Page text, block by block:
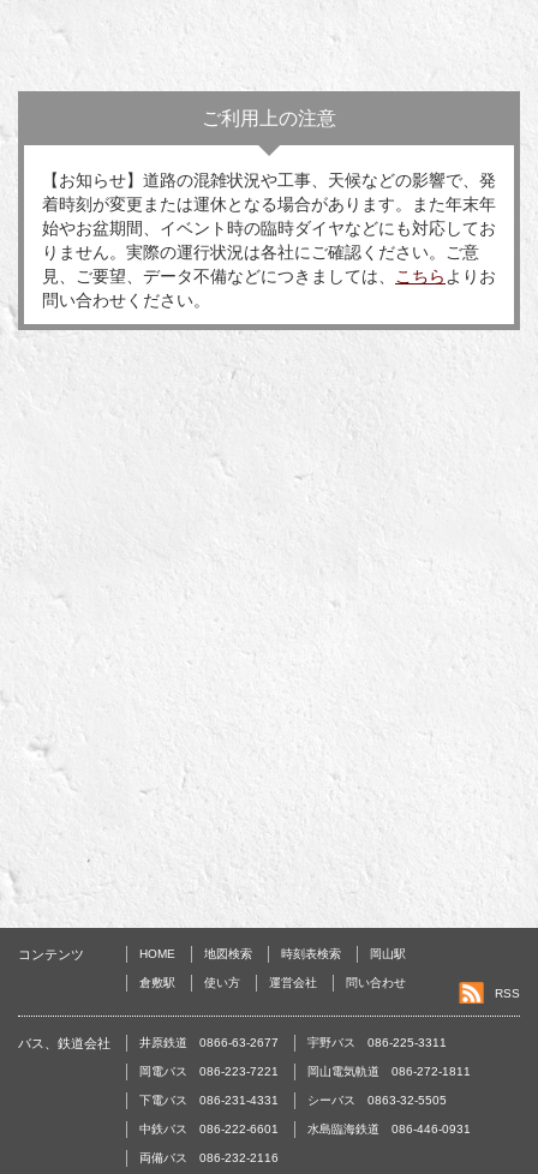
ご利用上の注意
【お知らせ】道路の混雑状況や工事、天候などの影響で、発
着時刻が変更または運休となる場合があります。また年末年
始やお盆期間、イベント時の臨時ダイヤなどにも対応してお
りません。実際の運行状況は各社にご確認ください。ご意
見、ご要望、データ不備などにつきましては、
こちら よりお
問い合わせください。
コンテンツ HOME 地図検索 時刻表検索 岡山駅
倉敷駅 使い方 運営会社
問い合わせ
RSS
バス、鉄道会社 井原鉄道 0866-63-2677 宇野バス 086-225-3311
岡電バス 086-223-7221 岡山電気軌道 086-272-1811
下電バス 086-231-4331 シーバス 0863-32-5505
中鉄バス 086-222-6601 水島臨海鉄道 086-446-0931
両備バス 086-232-2116